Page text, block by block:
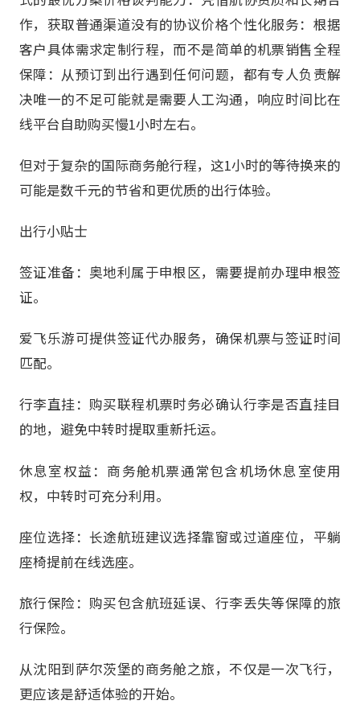
作，获取普通渠道没有的协议价格个性化服务：根据
客户具体需求定制行程，而不是简单的机票销售全程
保障：从预订到出行遇到任何问题，都有专人负责解
决唯一的不足可能就是需要人工沟通，响应时间比在
线平台自助购买慢1小时左右。
但对于复杂的国际商务舱行程，这1小时的等待换来的
可能是数千元的节省和更优质的出行体验。
出行小贴士
签证准备：奥地利属于申根区，需要提前办理申根签
证。
爱飞乐游可提供签证代办服务，确保机票与签证时间
匹配。
行李直挂：购买联程机票时务必确认行李是否直挂目
的地，避免中转时提取重新托运。
休息室权益：商务舱机票通常包含机场休息室使用
权，中转时可充分利用。
座位选择：长途航班建议选择靠窗或过道座位，平躺
座椅提前在线选座。
旅行保险：购买包含航班延误、行李丢失等保障的旅
行保险。
从沈阳到萨尔茨堡的商务舱之旅，不仅是一次飞行，
更应该是舒适体验的开始。